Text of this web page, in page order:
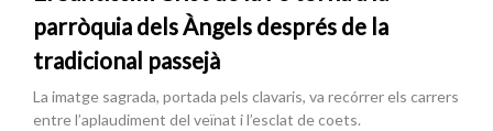
parròquia dels Àngels després de la
tradicional passejà
La imatge sagrada, portada pels clavaris, va recórrer els carrers
entre l’aplaudiment del veïnat i l’esclat de coets.